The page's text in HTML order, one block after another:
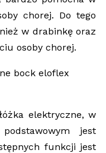
chorej. Do tego
w drabinkę oraz
osoby chorej.
elektryczne, w
jest
funkcji jest